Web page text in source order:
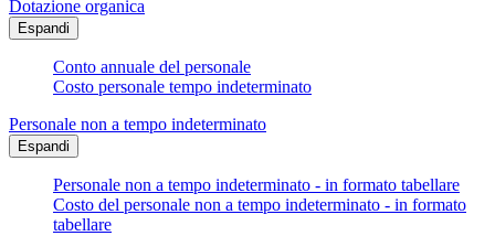
Dotazione organica
Espandi
Conto annuale del personale
Costo personale tempo indeterminato
Personale non a tempo indeterminato
Espandi
Personale non a tempo indeterminato - in formato tabellare
Costo del personale non a tempo indeterminato - in formato
tabellare